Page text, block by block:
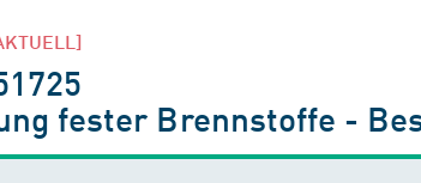
fester Brennstoffe -